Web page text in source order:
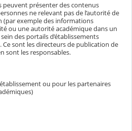
peuvent présenter des contenus
ne relevant pas de l’autorité de
(par exemple des informations
ou une autorité académique dans un
des portails d’établissements
Ce sont les directeurs de publication de
sont les responsables.
ou pour les partenaires